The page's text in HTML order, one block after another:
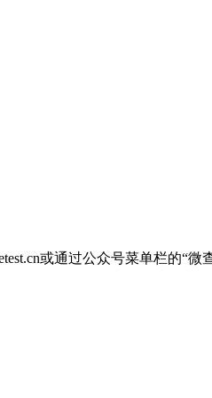
或通过公众号菜单栏的“微